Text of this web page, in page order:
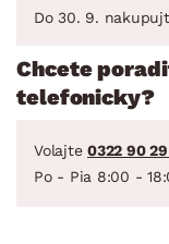
Do 30. 9.
Chcete
telefonicky?
Volajte 0322 90
Po - Pia 8:00 -